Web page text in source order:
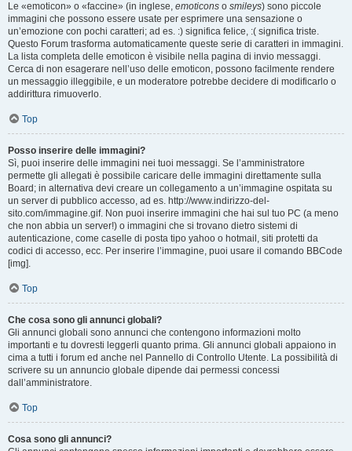
Le «emoticon» o «faccine» (in inglese, emoticons o smileys) sono piccole
immagini che possono essere usate per esprimere una sensazione o
un’emozione con pochi caratteri; ad es. :) significa felice, :( significa triste.
Questo Forum trasforma automaticamente queste serie di caratteri in immagini.
La lista completa delle emoticon è visibile nella pagina di invio messaggi.
Cerca di non esagerare nell’uso delle emoticon, possono facilmente rendere
un messaggio illeggibile, e un moderatore potrebbe decidere di modificarlo o
addirittura rimuoverlo.
Top
Posso inserire delle immagini?
Sì, puoi inserire delle immagini nei tuoi messaggi. Se l’amministratore
permette gli allegati è possibile caricare delle immagini direttamente sulla
Board; in alternativa devi creare un collegamento a un’immagine ospitata su
un server di pubblico accesso, ad es. http://www.indirizzo-del-
sito.com/immagine.gif. Non puoi inserire immagini che hai sul tuo PC (a meno
che non abbia un server!) o immagini che si trovano dietro sistemi di
autenticazione, come caselle di posta tipo yahoo o hotmail, siti protetti da
codici di accesso, ecc. Per inserire l’immagine, puoi usare il comando BBCode
[img].
Top
Che cosa sono gli annunci globali?
Gli annunci globali sono annunci che contengono informazioni molto
importanti e tu dovresti leggerli quanto prima. Gli annunci globali appaiono in
cima a tutti i forum ed anche nel Pannello di Controllo Utente. La possibilità di
scrivere su un annuncio globale dipende dai permessi concessi
dall’amministratore.
Top
Cosa sono gli annunci?